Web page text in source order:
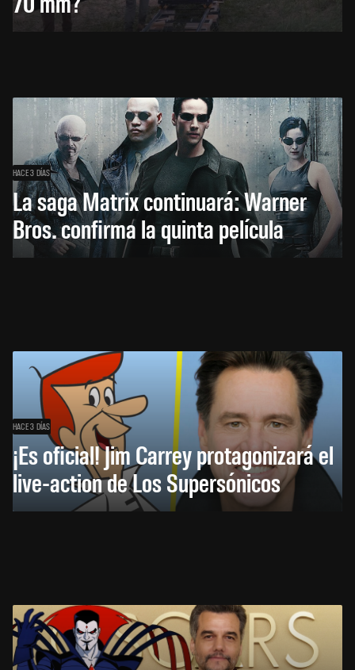
HACE 3 DÍAS
La saga Matrix continuará: Warner
Bros. confirma la quinta película
HACE 3 DÍAS
¡Es oficial! Jim Carrey protagonizará el
live-action de Los Supersónicos